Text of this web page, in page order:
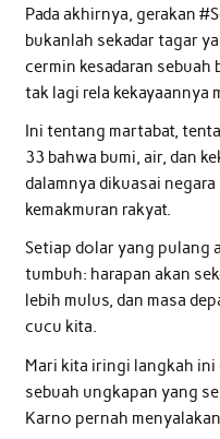
Pada akhirnya, gerakan
bukanlah sekadar tagar
cermin kesadaran sebuah
tak lagi rela kekayaannya
Ini tentang martabat,
33 bahwa bumi, air, dan
dalamnya dikuasai
kemakmuran rakyat.
Setiap dolar yang pulang
tumbuh: harapan akan
lebih mulus, dan masa
cucu kita.
Mari kita iringi langkah ini
sebuah ungkapan yang
Karno pernah